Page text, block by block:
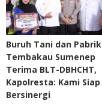
Buruh Tani dan Pabrik
Tembakau Sumenep
Terima BLT-DBHCHT,
Kapolresta: Kami Siap
Bersinergi